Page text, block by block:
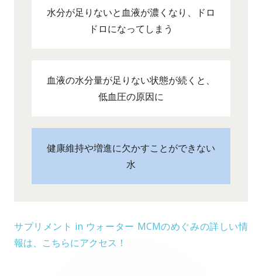
水分が足りないと血液が濃くなり、ドロ
ドロになってしまう
血液の水分量が足りない状態が続くと、
低血圧の原因に
健康維持や増進に欠かすことができない
水
サプリメント in ウォーター MCMのめぐみの詳しい情
報は、こちらにアクセス！